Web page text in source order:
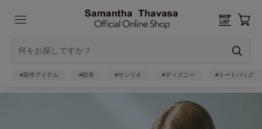
#新作アイテム #財布 #サンリオ #ディズニー #トートバッグ